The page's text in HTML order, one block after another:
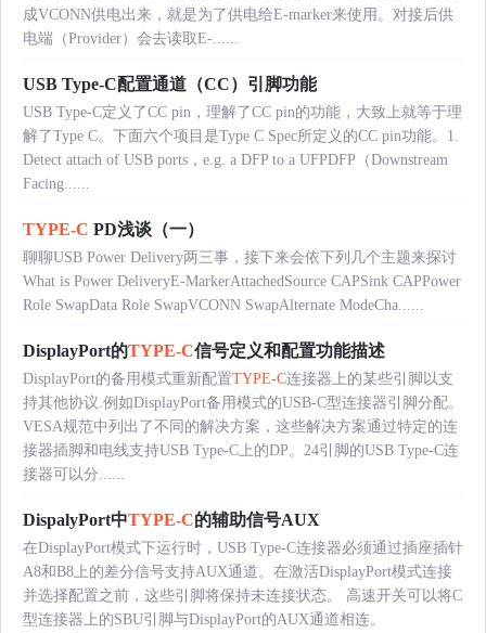
成VCONN供电出来，就是为了供电给E-marker来使用。对接后供
电端（Provider）会去读取E-......
USB Type-C配置通道（CC）引脚功能
USB Type-C定义了CC pin，理解了CC pin的功能，大致上就等于理
解了Type C。下面六个项目是Type C Spec所定义的CC pin功能。1.
Detect attach of USB ports，e.g. a DFP to a UFPDFP（Downstream
Facing......
TYPE-C PD浅谈（一）
聊聊USB Power Delivery两三事，接下来会依下列几个主题来探讨
What is Power DeliveryE-MarkerAttachedSource CAPSink CAPPower
Role SwapData Role SwapVCONN SwapAlternate ModeCha......
DisplayPort的TYPE-C信号定义和配置功能描述
DisplayPort的备用模式重新配置TYPE-C连接器上的某些引脚以支
持其他协议.例如DisplayPort备用模式的USB-C型连接器引脚分配。
VESA规范中列出了不同的解决方案，这些解决方案通过特定的连
接器插脚和电线支持USB Type-C上的DP。24引脚的USB Type-C连
接器可以分......
DispalyPort中TYPE-C的辅助信号AUX
在DisplayPort模式下运行时，USB Type-C连接器必须通过插座插针
A8和B8上的差分信号支持AUX通道。在激活DisplayPort模式连接
并选择配置之前，这些引脚将保持未连接状态。 高速开关可以将C
型连接器上的SBU引脚与DisplayPort的AUX通道相连。